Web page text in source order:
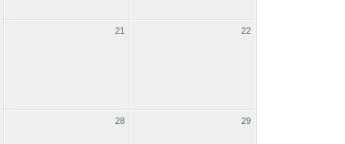
21 22
28 29